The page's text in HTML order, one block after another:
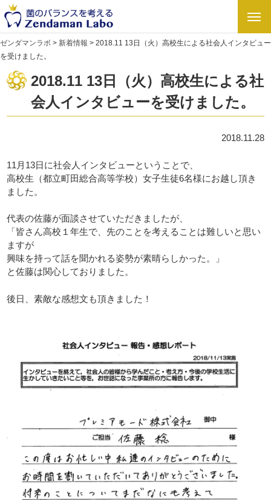
ゼンダマンラボ > 新着情報 > 2018.11 13日（火）高校生による社会人インタビュー
を受けました。
2018.11 13日（火）高校生による社
会人インタビューを受けました。
2018.11.28
11月13日に社会人インタビューということで、
高校生（都立町田総合高等学校）女子生徒6名様にお越し頂き
ました。
代表の佐藤が面談させていただきましたが、
「皆さん高校１年生で、先のことを考えることは難しいと思い
ますが
興味を持って話を聞かれる姿勢が素晴らしかった。」
と佐藤は関心しておりました。
後日、素敵な感想文も頂きました！